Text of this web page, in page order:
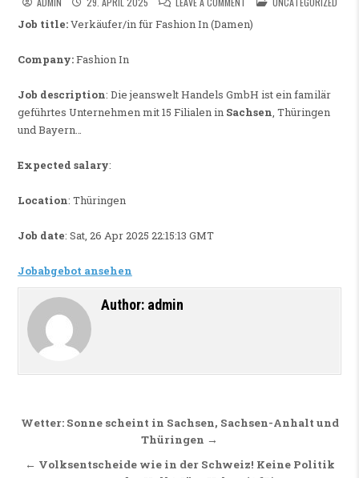
Job title:Verkäufer/in für Fashion In (Damen)
Company:Fashion In
Job description: Die jeanswelt Handels GmbH ist ein familär
geführtes Unternehmen mit 15 Filialen in Sachsen, Thüringen
und Bayern…
Expected salary:
Location: Thüringen
Job date: Sat, 26 Apr 2025 22:15:13 GMT
Jobabgebot ansehen
Author: admin
Beitragsnavigation
Wetter: Sonne scheint in Sachsen, Sachsen-Anhalt und
Thüringen →
← Volksentscheide wie in der Schweiz! Keine Politik